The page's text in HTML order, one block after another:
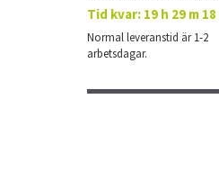
Tid kvar: 19 h 29 m 17
Normal leveranstid är 1-2
arbetsdagar.